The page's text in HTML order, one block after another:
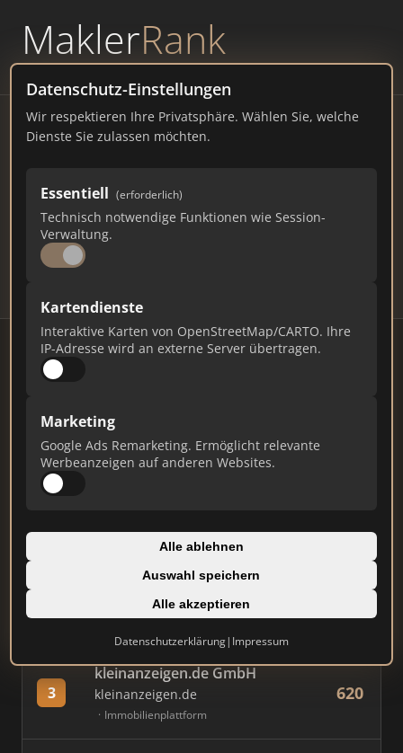
MaklerRank
powered byWAVEPOINT
Datenschutz-Einstellungen
Wir respektieren Ihre Privatsphäre. Wählen Sie, welche
Dienste Sie zulassen möchten.
Essentiell (erforderlich)
Technisch notwendige Funktionen wie Session-
Verwaltung.
Kartendienste
Interaktive Karten von OpenStreetMap/CARTO. Ihre
IP-Adresse wird an externe Server übertragen.
Marketing
Google Ads Remarketing. Ermöglicht relevante
Werbeanzeigen auf anderen Websites.
Alle ablehnen
Auswahl speichern
Alle akzeptieren
Datenschutzerklärung| Impressum
Immobilienmakler Konstanz
– Ranking Juli 2026
BADEN-WÜRTTEMBERG 85.692 EINWOHNER
80 467
# MAKLER / FIRMA
1 immobilienscout24.de
Immobilienplattform
812
AVIV Germany GmbH
immowelt.de Immobilienplattform
3
kleinanzeigen.de GmbH
kleinanzeigen.de
Immobilienplattform
620